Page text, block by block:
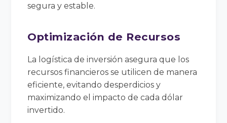
segura y estable.
Optimización de Recursos
La logística de inversión asegura que los
recursos financieros se utilicen de manera
eficiente, evitando desperdicios y
maximizando el impacto de cada dólar
invertido.